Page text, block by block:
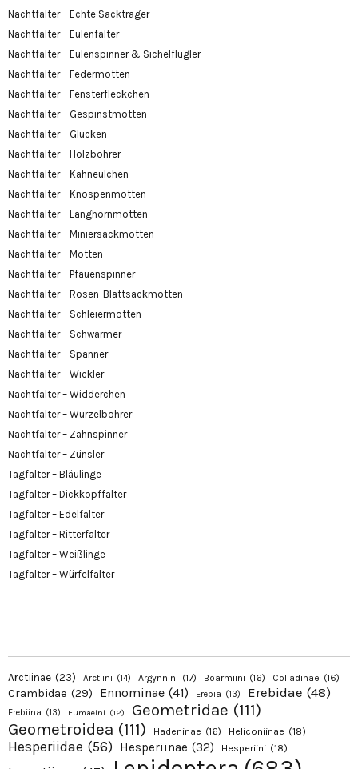
Nachtfalter – Echte Sackträger
Nachtfalter – Eulenfalter
Nachtfalter – Eulenspinner & Sichelflügler
Nachtfalter – Federmotten
Nachtfalter – Fensterfleckchen
Nachtfalter – Gespinstmotten
Nachtfalter – Glucken
Nachtfalter – Holzbohrer
Nachtfalter – Kahneulchen
Nachtfalter – Knospenmotten
Nachtfalter – Langhornmotten
Nachtfalter – Miniersackmotten
Nachtfalter – Motten
Nachtfalter – Pfauenspinner
Nachtfalter – Rosen-Blattsackmotten
Nachtfalter – Schleiermotten
Nachtfalter – Schwärmer
Nachtfalter – Spanner
Nachtfalter – Wickler
Nachtfalter – Widderchen
Nachtfalter – Wurzelbohrer
Nachtfalter – Zahnspinner
Nachtfalter – Zünsler
Tagfalter – Bläulinge
Tagfalter – Dickkopffalter
Tagfalter – Edelfalter
Tagfalter – Ritterfalter
Tagfalter – Weißlinge
Tagfalter – Würfelfalter
Arctiinae (23) Arctiini (14) Argynnini (17) Boarmiini (16) Coliadinae (16)
Crambidae (29) Ennominae (41) Erebia (13) Erebidae (48)
Erebiina (13) Eumaeini (12) Geometridae (111)
Geometroidea (111) Hadeninae (16) Heliconiinae (18)
Hesperiidae (56) Hesperiinae (32) Hesperiini (18)